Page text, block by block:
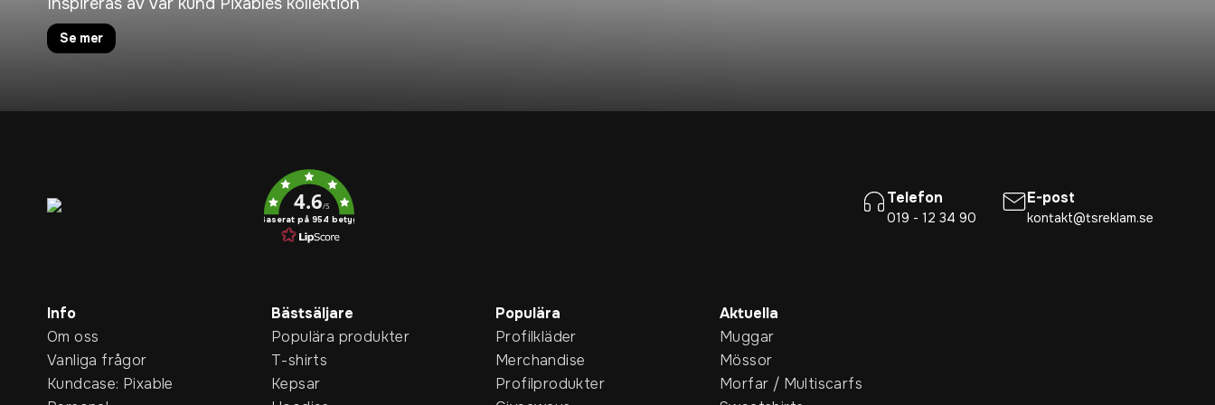
Se mer
4.6/5
Baserat på 954 betyg
Telefon
019 - 12 34 90
E-post
kontakt@tsreklam.se
Info
Om oss
Vanliga frågor
Kundcase: Pixable
Bästsäljare
Populära produkter
T-shirts
Kepsar
Populära
Profilkläder
Merchandise
Profilprodukter
Aktuella
Muggar
Mössor
Morfar / Multiscarfs